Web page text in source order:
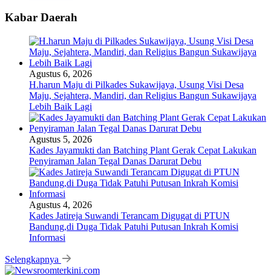
Kabar Daerah
Agustus 6, 2026
H.harun Maju di Pilkades Sukawijaya, Usung Visi Desa
Maju, Sejahtera, Mandiri, dan Religius Bangun Sukawijaya
Lebih Baik Lagi
Agustus 5, 2026
Kades Jayamukti dan Batching Plant Gerak Cepat Lakukan
Penyiraman Jalan Tegal Danas Darurat Debu
Agustus 4, 2026
Kades Jatireja Suwandi Terancam Digugat di PTUN
Bandung,di Duga Tidak Patuhi Putusan Inkrah Komisi
Informasi
Selengkapnya